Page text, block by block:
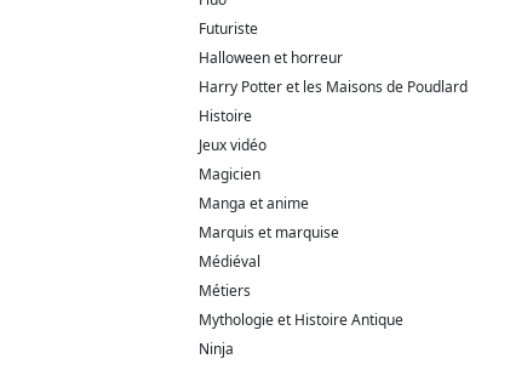
Futuriste
Halloween et horreur
Harry Potter et les Maisons de Poudlard
Histoire
Jeux vidéo
Magicien
Manga et anime
Marquis et marquise
Médiéval
Métiers
Mythologie et Histoire Antique
Ninja